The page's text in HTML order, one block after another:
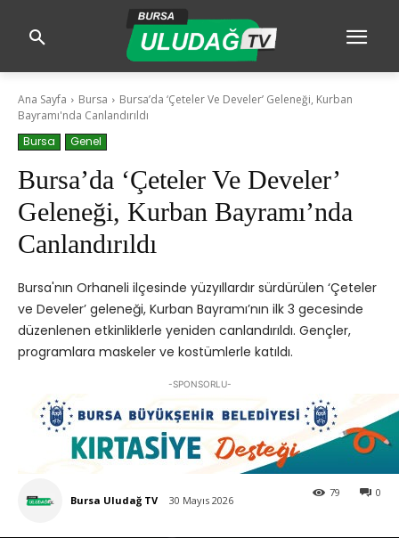
Ana Sayfa Bursa
Bursa’da ‘Çeteler Ve Develer’ Geleneği, Kurban
Bayramı'nda Canlandırıldı
Bursa
Genel
Bursa’da ‘Çeteler Ve Develer’
Geleneği, Kurban Bayramı’nda
Canlandırıldı
Bursa'nın Orhaneli ilçesinde yüzyıllardır sürdürülen ‘Çeteler
ve Develer’ geleneği, Kurban Bayramı’nın ilk 3 gecesinde
düzenlenen etkinliklerle yeniden canlandırıldı. Gençler,
programlara maskeler ve kostümlerle katıldı.
-SPONSORLU-
Bursa Uludağ TV 30 Mayıs 2026
0
79